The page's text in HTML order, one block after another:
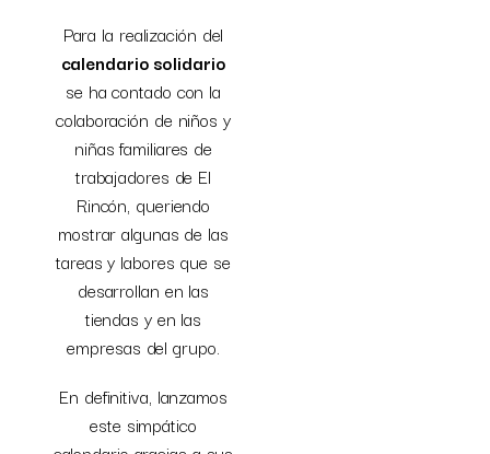
Para la realización del
calendario solidario
se ha contado con la
colaboración de niños y
niñas familiares de
trabajadores de El
Rincón, queriendo
mostrar algunas de las
tareas y labores que se
desarrollan en las
tiendas y en las
empresas del grupo.
En definitiva, lanzamos
este simpático